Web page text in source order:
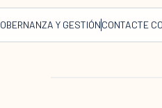
Y GESTIÓNCONTACTE